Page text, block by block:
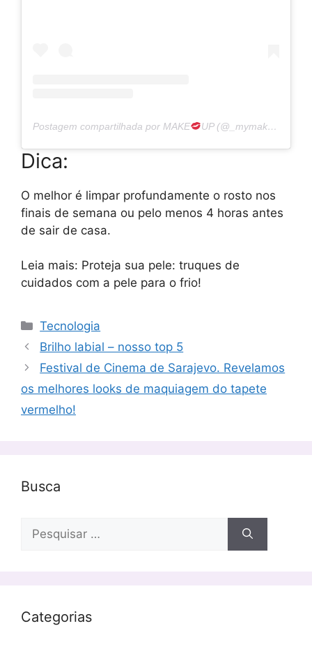
Postagem compartilhada por MAKE UP (@_mymakeup__) dada
Dica:
O melhor é limpar profundamente o rosto nos
finais de semana ou pelo menos 4 horas antes
de sair de casa.
Leia mais: Proteja sua pele: truques de
cuidados com a pele para o frio!
Categorias
Tecnologia
Brilho labial – nosso top 5
Festival de Cinema de Sarajevo. Revelamos
os melhores looks de maquiagem do tapete
vermelho!
Busca
Pesquisar
Categorias